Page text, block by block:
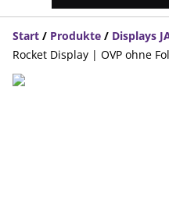
Start / Produkte / Displays
Rocket Display | OVP ohne